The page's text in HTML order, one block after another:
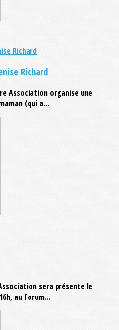
Richard
Association organise une
(qui a...
sera présente le
au Forum...